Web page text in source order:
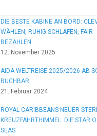
DIE BESTE KABINE AN BORD:
WÄHLEN, RUHIG SCHLAFEN, FAIR
BEZAHLEN
12. November 2025
AIDA WELTREISE 2025/2026 AB
BUCHBAR
21. Februar 2024
ROYAL CARIBBEANS NEUER
KREUZFAHRTHIMMEL: DIE STAR
SEAS